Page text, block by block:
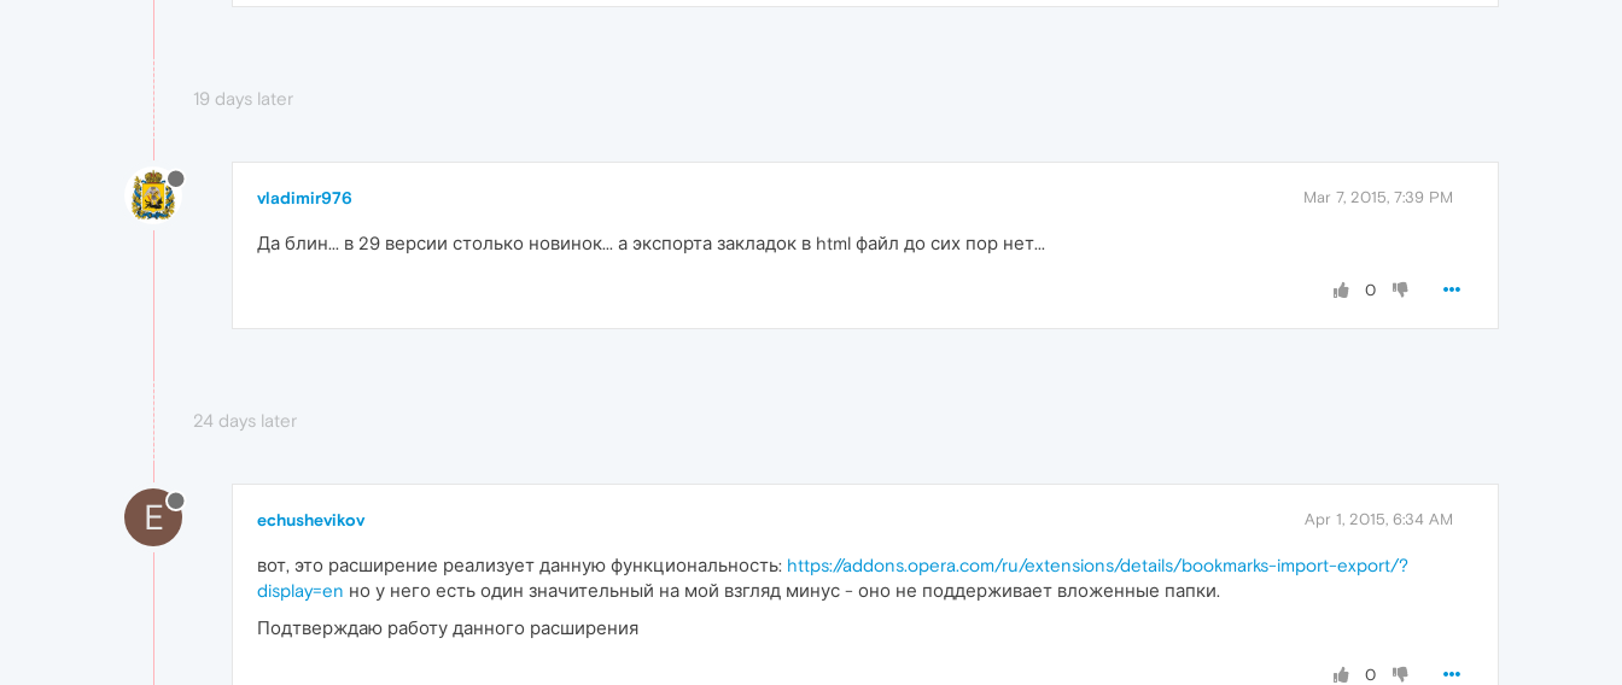
19 days later
vladimir976 Mar 7, 2015, 7:39 PM
Да блин... в 29 версии столько новинок... а экспорта закладок в html файл до сих пор нет...
0
24 days later
E echushevikov Apr 1, 2015, 6:34 AM
вот, это расширение реализует данную функциональность: https://addons.opera.com/ru/extensions/details/bookmarks-import-export/?
display=en но у него есть один значительный на мой взгляд минус - оно не поддерживает вложенные папки.
Подтверждаю работу данного расширения
0